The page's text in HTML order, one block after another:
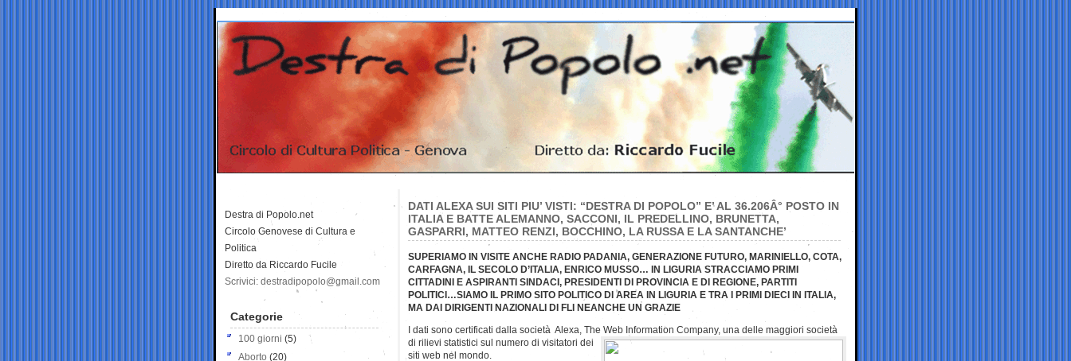
DATI ALEXA SUI SITI PIU’ VISTI: “DESTRA DI POPOLO” E’ AL 36.206Â° POSTO IN
ITALIA E BATTE ALEMANNO, SACCONI, IL PREDELLINO, BRUNETTA,
GASPARRI, MATTEO RENZI, BOCCHINO, LA RUSSA E LA SANTANCHE’
SUPERIAMO IN VISITE ANCHE RADIO PADANIA, GENERAZIONE FUTURO, MARINIELLO, COTA,
CARFAGNA, IL SECOLO D’ITALIA, ENRICO MUSSO… IN LIGURIA STRACCIAMO PRIMI
CITTADINI E ASPIRANTI SINDACI, PRESIDENTI DI PROVINCIA E DI REGIONE, PARTITI
POLITICI…SIAMO IL PRIMO SITO POLITICO DI AREA IN LIGURIA E TRA I PRIMI DIECI IN ITALIA,
MA DAI DIRIGENTI NAZIONALI DI FLI NEANCHE UN GRAZIE
I dati sono certificati dalla società Alexa, The Web Information Company, una delle maggiori società
di rilievi statistici sul numero di visitatori dei
siti web nel mondo.
Destra di Popolo.net
Circolo Genovese di Cultura e
Politica
Diretto da Riccardo Fucile
Scrivici: destradipopolo@gmail.com
Categorie
100 giorni (5)
Aborto (20)